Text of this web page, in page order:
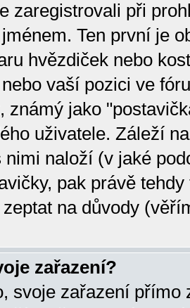
zaregistrovali při
Ten první je
hvězdiček nebo
vaší pozici ve
známý jako
uživatele. Záleží
nimi naloží (v jaké
pak právě
na důvody
zařazení?
svoje zařazení přímo